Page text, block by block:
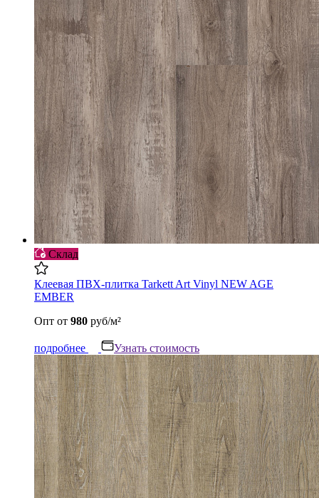
Склад
Клеевая ПВХ-плитка Tarkett Art Vinyl NEW AGE
EMBER
Опт от 980 руб/м²
подробнее Узнать стоимость